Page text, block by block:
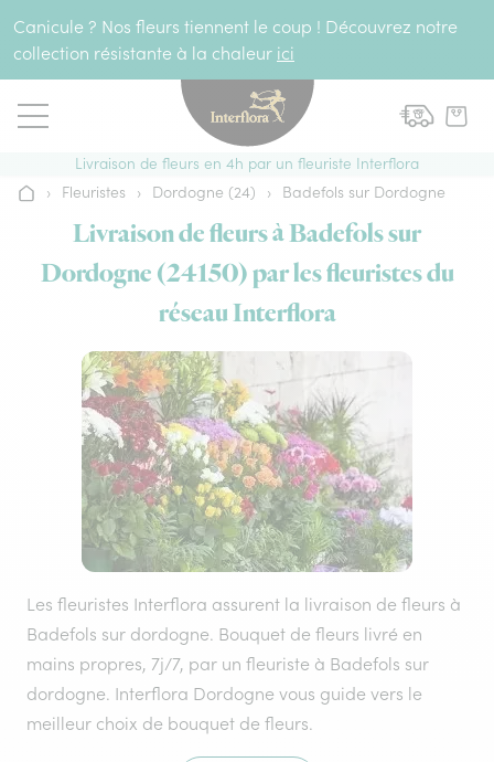
Canicule ? Nos fleurs tiennent le coup ! Découvrez notre
collection résistante à la chaleur ici
Livraison de fleurs en 4h par un fleuriste Interflora
Accueil
› Fleuristes › Dordogne (24) › Badefols sur Dordogne
Livraison de fleurs à Badefols sur
Dordogne (24150) par les fleuristes du
réseau Interflora
Les fleuristes Interflora assurent la livraison de fleurs à
Badefols sur dordogne. Bouquet de fleurs livré en
mains propres, 7j/7, par un fleuriste à Badefols sur
dordogne. Interflora Dordogne vous guide vers le
meilleur choix de bouquet de fleurs.